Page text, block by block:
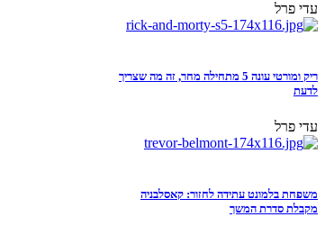
עדי פרל
ריק ומורטי עונה 5 מתחילה מחר, זה מה שצריך
לדעת
עדי פרל
משפחת בלמונט עתידה לחזור: קאסלבניה
מקבלת סדרת המשך